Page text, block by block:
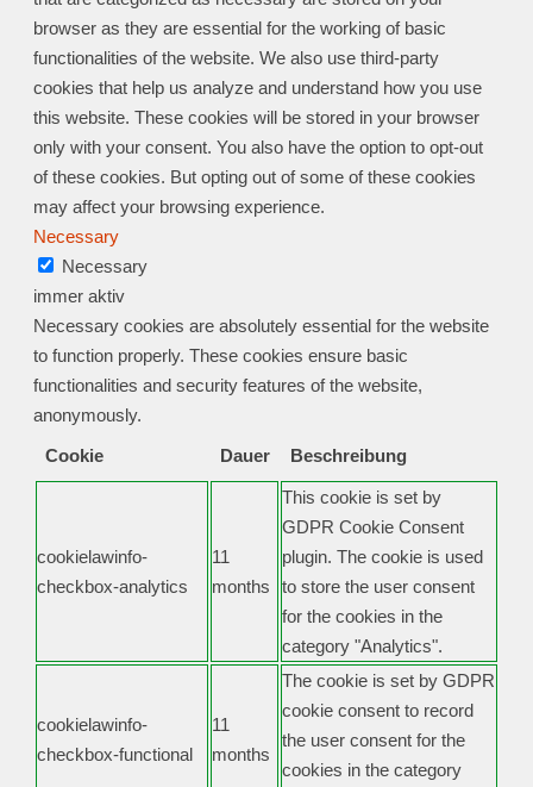
browser as they are essential for the working of basic
functionalities of the website. We also use third-party
cookies that help us analyze and understand how you use
this website. These cookies will be stored in your browser
only with your consent. You also have the option to opt-out
of these cookies. But opting out of some of these cookies
may affect your browsing experience.
Necessary
Necessary
immer aktiv
Necessary cookies are absolutely essential for the website
to function properly. These cookies ensure basic
functionalities and security features of the website,
anonymously.
Cookie
Dauer Beschreibung
cookielawinfo-
checkbox-analytics
11
months
This cookie is set by
GDPR Cookie Consent
plugin. The cookie is used
to store the user consent
for the cookies in the
category "Analytics".
cookielawinfo-
checkbox-functional
11
months
The cookie is set by GDPR
cookie consent to record
the user consent for the
cookies in the category